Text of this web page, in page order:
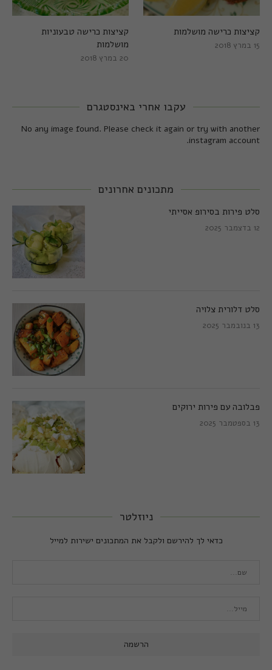
קציצות כרישה טבעוניות
מושלמות
20 במרץ 2018
קציצות כרישה מושלמות
15 במרץ 2018
עקבו אחרי באינסטגרם
No any image found. Please check it again or try with another
instagram account.
מתכונים אחרונים
סלט פירות בסירופ אסייתי
12 בדצמבר 2025
סלט דלורית צלויה
13 בנובמבר 2025
פבלובה עם פירות ירוקים
13 בספטמבר 2025
ניוזלטר
כדאי לך להירשם ולקבל את המתכונים ישירות למייל